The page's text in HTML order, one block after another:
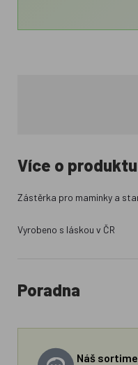
Více o produktu
Zástěrka pro maminky a
Vyrobeno s láskou v ČR
Poradna
Náš